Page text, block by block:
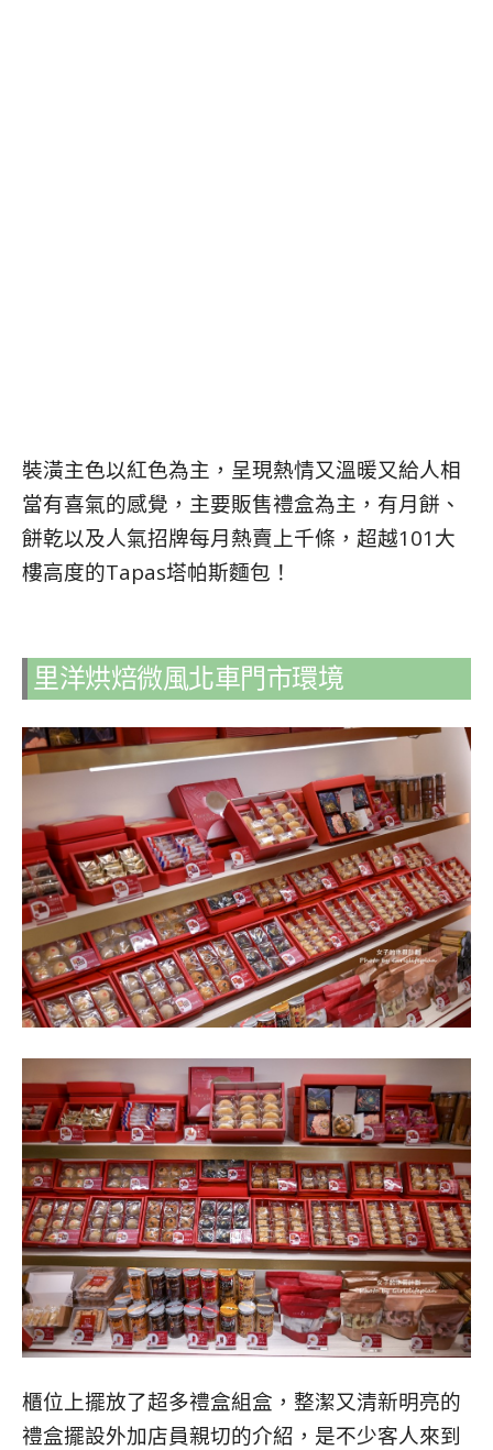
裝潢主色以紅色為主，呈現熱情又溫暖又給人相
當有喜氣的感覺，主要販售禮盒為主，有月餅、
餅乾以及人氣招牌每月熱賣上千條，超越101大
樓高度的Tapas塔帕斯麵包！
里洋烘焙微風北車門市環境
櫃位上擺放了超多禮盒組盒，整潔又清新明亮的
禮盒擺設外加店員親切的介紹，是不少客人來到